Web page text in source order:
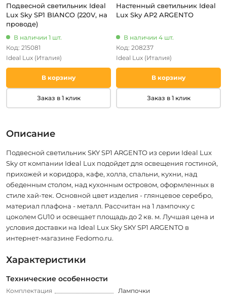
Подвесной светильник Ideal
Lux Sky SP1 BIANCO (220V, на
проводе)
В наличии 1 шт.
Код: 215081
Ideal Lux (Италия)
В корзину
Заказ в 1 клик
Настенный светильник Ideal
Lux Sky AP2 ARGENTO
В наличии 4 шт.
Код: 208237
Ideal Lux (Италия)
В корзину
Заказ в 1 клик
Описание
Подвесной светильник SKY SP1 ARGENTO из серии Ideal Lux
Sky от компании Ideal Lux подойдет для освещения гостиной,
прихожей и коридора, кафе, холла, спальни, кухни, над
обеденным столом, над кухонным островом, оформленных в
стиле хай-тек. Основной цвет изделия - глянцевое серебро,
материал плафона - металл. Рассчитан на 1 лампочку с
цоколем GU10 и освещает площадь до 2 кв. м. Лучшая цена и
условия доставки на Ideal Lux Sky SKY SP1 ARGENTO в
интернет-магазине Fedomo.ru.
Характеристики
Технические особенности
Комплектация
Лампочки